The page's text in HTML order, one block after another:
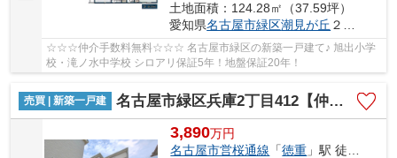
土地面積：124.28㎡（37.59坪）
愛知県名古屋市緑区潮見が丘 ２丁目174
☆☆☆仲介手数料無料☆☆☆ 名古屋市緑区の新築一戸建て♪ 旭出小学
校・滝ノ水中学校 シロアリ保証5年！地盤保証20年！
売買 | 新築一戸建 名古屋市緑区兵庫2丁目412【仲介手数料無料】新築一戸建て A号棟
3,890万円
名古屋市営桜通線 「徳重 」駅 徒歩25分